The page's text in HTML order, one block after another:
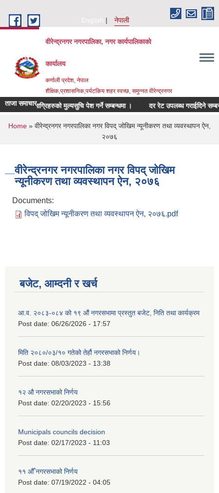
English
नेपाली
वीरेन्द्रनगर नगरपालिका, नगर कार्यपालिकाको
कार्यालय
कर्णाली प्रदेश, नेपाल
शैक्षिक,प्रशासनिक,पर्यटकिय शहर स्वच्छ, समुन्नत वीरेन्द्रनगर
ताजा समाचार
सामाग्रिहरुको मुल्यसुचि पेश गर्ने सम्बन्धमा । दर रेट उपलब्ध गराईदिने
You are here
Home » वीरेन्द्रनगर नगरपालिका नगर विपद् जोखिम न्यूनीकरण तथा व्यवस्थापन ऐन,
२०७६
वीरेन्द्रनगर नगरपालिका नगर विपद् जोखिम
न्यूनीकरण तथा व्यवस्थापन ऐन, २०७६
Documents:
विपद् जोखिम न्यूनीकरण तथा व्यवस्थापन ऐन, २०७६.pdf
बजेट, आम्दनी र खर्च
आ.व. २०८३-०८४ को १९ औं नगरसभामा प्रस्तुत बजेट, निति तथा कार्यक्रम
Post date: 06/26/2026 - 17:57
मिति २०८०/०३/१० गतेको तेर्हौ नगरसभाको निर्णय।
Post date: 08/03/2023 - 13:38
१२ औ नगरसभाको निर्णय
Post date: 02/20/2023 - 15:56
Municipals councils decision
Post date: 02/17/2023 - 11:03
११ ‌औँ नगरसभाको निर्णय
Post date: 07/19/2022 - 04:05